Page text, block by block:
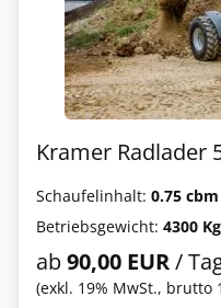
Kramer Radlader
Schaufelinhalt: 0.75 cbm
Betriebsgewicht: 4300 Kg
ab90,00 EUR/
(exkl. 19% MwSt., brutto